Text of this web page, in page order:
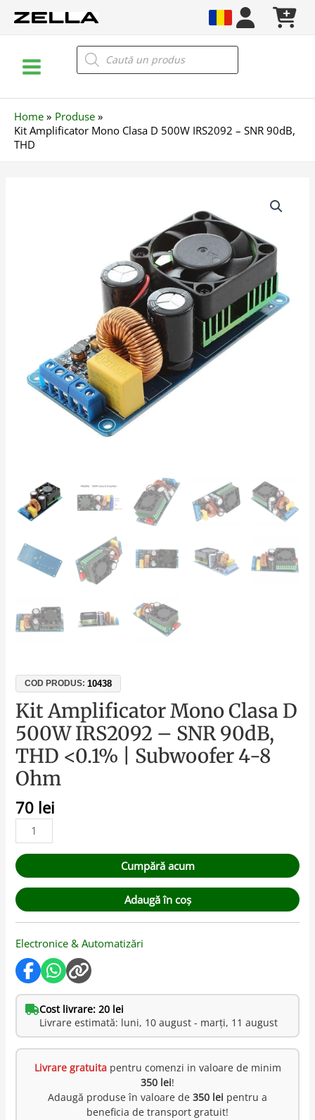
Menu
Products
search
Home
Produse
Kit Amplificator Mono Clasa D 500W IRS2092 – SNR 90dB,
THD
COD PRODUS:10438
Kit Amplificator Mono Clasa D
500W IRS2092 – SNR 90dB,
THD <0.1% | Subwoofer 4-8
Ohm
70 lei
THD
Cumpără acum
Adaugă în coș
Electronice & Automatizări
Cost livrare: 20 lei
Livrare estimată: luni, 10 august - marți, 11 august
Livrare gratuitapentru comenzi in valoare de minim
350 lei!
Adaugă produse în valoare de 350 lei pentru a
beneficia de transport gratuit!